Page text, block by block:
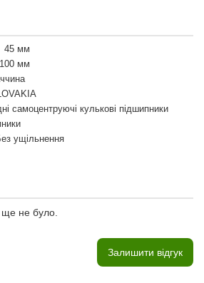
45 мм
100 мм
самоцентруючі кулькові підшипники
ущільнення
ще не було.
Залишити відгук